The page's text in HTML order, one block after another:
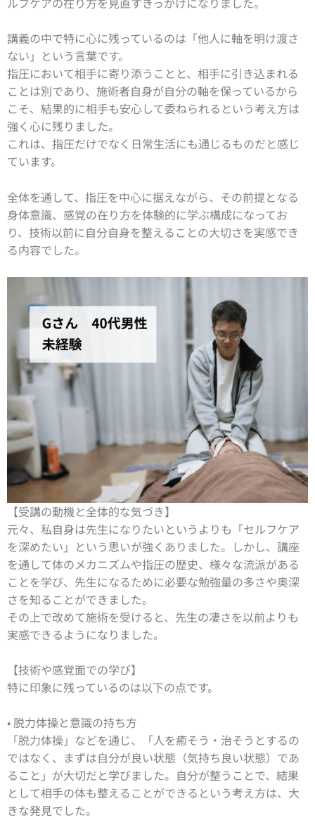
講義の中で特に心に残っているのは「他人に軸を明け渡さ
ない」という言葉です。
指圧において相手に寄り添うことと、相手に引き込まれる
ことは別であり、施術者自身が自分の軸を保っているから
こそ、結果的に相手も安心して委ねられるという考え方は
強く心に残りました。
これは、指圧だけでなく日常生活にも通じるものだと感じ
ています。
全体を通して、指圧を中心に据えながら、その前提となる
身体意識、感覚の在り方を体験的に学ぶ構成になってお
り、技術以前に自分自身を整えることの大切さを実感でき
る内容でした。
【受講の動機と全体的な気づき】
元々、私自身は先生になりたいというよりも「セルフケア
を深めたい」という思いが強くありました。しかし、講座
を通して体のメカニズムや指圧の歴史、様々な流派がある
ことを学び、先生になるために必要な勉強量の多さや奥深
さを知ることができました。
その上で改めて施術を受けると、先生の凄さを以前よりも
実感できるようになりました。
【技術や感覚面での学び】
特に印象に残っているのは以下の点です。
• 脱力体操と意識の持ち方
「脱力体操」などを通じ、「人を癒そう・治そうとするの
ではなく、まずは自分が良い状態（気持ち良い状態）であ
ること」が大切だと学びました。自分が整うことで、結果
として相手の体も整えることができるという考え方は、大
きな発見でした。